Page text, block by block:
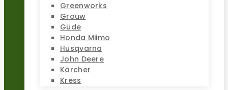
Greenworks
Grouw
Güde
Honda Miimo
Husqvarna
John Deere
Kärcher
Kress